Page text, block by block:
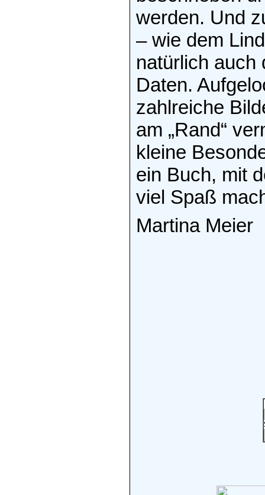
werden. Und
– wie dem
natürlich auch
Daten.
zahlreiche
am „Rand“
kleine
ein Buch, mit
viel Spaß
Martina Meier